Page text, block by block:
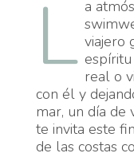
L a
viajero
real o
con él y
mar, un día de
te invita este
de las costas